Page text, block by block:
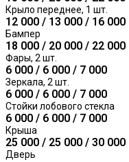
Крыло переднее, 1 шт.
12 000 / 13 000 / 16 000
Бампер
18 000 / 20 000 / 22 000
Фары, 2 шт.
6 000 / 6 000 / 7 000
Зеркала, 2 шт.
6 000 / 6 000 / 7 000
Стойки лобового стекла
6 000 / 6 000 / 7 000
Крыша
25 000 / 25 000 / 30 000
Дверь